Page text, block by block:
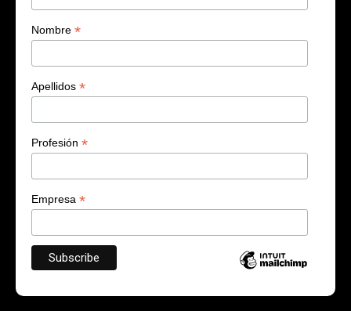
Nombre *
Apellidos *
Profesión *
Empresa *